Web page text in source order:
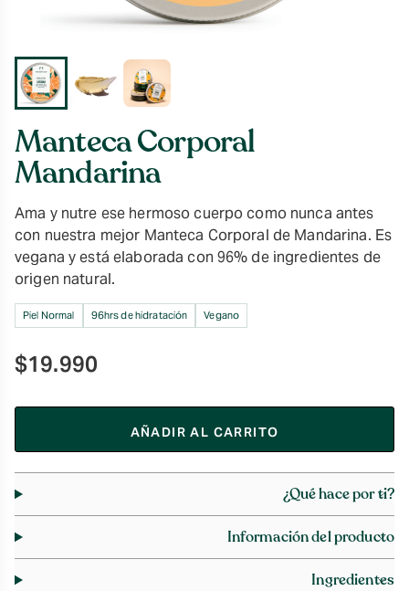
Manteca Corporal
Mandarina
Ama y nutre ese hermoso cuerpo como nunca antes
con nuestra mejor Manteca Corporal de Mandarina. Es
vegana y está elaborada con 96% de ingredientes de
origen natural.
Piel Normal 96hrs de hidratación Vegano
$19.990
AÑADIR AL CARRITO
¿Qué hace por ti?
Información del producto
Ingredientes